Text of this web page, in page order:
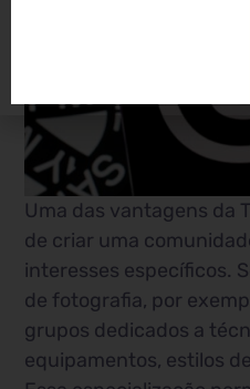
Uma das vantagens da
de criar uma
interesses específicos.
de fotografia, por
grupos dedicados a
equipamentos, estilos